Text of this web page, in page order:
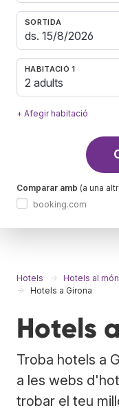
SORTIDA
HABITACIÓ 1
2 adults
+ Afegir habitació
Comparar amb (a una
booking.com
Hotels Hotels al món
Hotels a Girona
Hotels
Troba hotels a
a les webs
trobar el teu